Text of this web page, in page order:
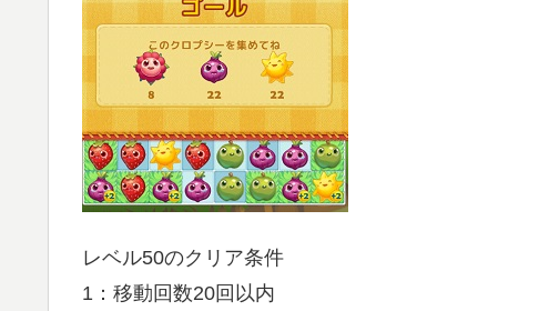
レベル50のクリア条件
1：移動回数20回以内